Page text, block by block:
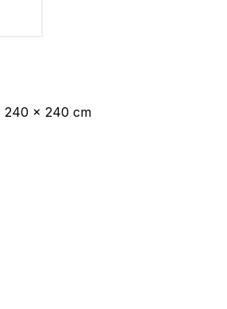
240 x 240 cm